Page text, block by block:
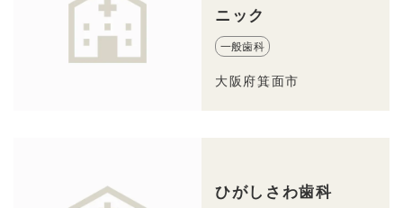
ニック
一般歯科
大阪府箕面市
ひがしさわ歯科